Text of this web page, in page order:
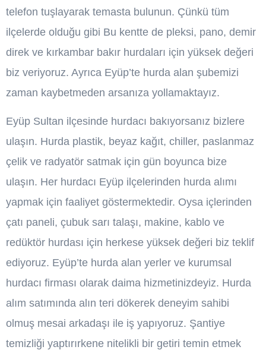
telefon tuşlayarak temasta bulunun. Çünkü tüm
ilçelerde olduğu gibi Bu kentte de pleksi, pano, demir
direk ve kırkambar bakır hurdaları için yüksek değeri
biz veriyoruz. Ayrıca Eyüp’te hurda alan şubemizi
zaman kaybetmeden arsanıza yollamaktayız.
Eyüp Sultan ilçesinde hurdacı bakıyorsanız bizlere
ulaşın. Hurda plastik, beyaz kağıt, chiller, paslanmaz
çelik ve radyatör satmak için gün boyunca bize
ulaşın. Her hurdacı Eyüp ilçelerinden hurda alımı
yapmak için faaliyet göstermektedir. Oysa içlerinden
çatı paneli, çubuk sarı talaşı, makine, kablo ve
redüktör hurdası için herkese yüksek değeri biz teklif
ediyoruz. Eyüp’te hurda alan yerler ve kurumsal
hurdacı firması olarak daima hizmetinizdeyiz. Hurda
alım satımında alın teri dökerek deneyim sahibi
olmuş mesai arkadaşı ile iş yapıyoruz. Şantiye
temizliği yaptırırkene nitelikli bir getiri temin etmek